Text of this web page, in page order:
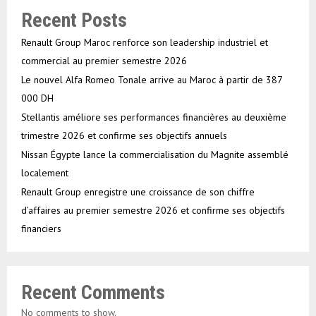
Recent Posts
Renault Group Maroc renforce son leadership industriel et
commercial au premier semestre 2026
Le nouvel Alfa Romeo Tonale arrive au Maroc à partir de 387
000 DH
Stellantis améliore ses performances financières au deuxième
trimestre 2026 et confirme ses objectifs annuels
Nissan Égypte lance la commercialisation du Magnite assemblé
localement
Renault Group enregistre une croissance de son chiffre
d’affaires au premier semestre 2026 et confirme ses objectifs
financiers
Recent Comments
No comments to show.